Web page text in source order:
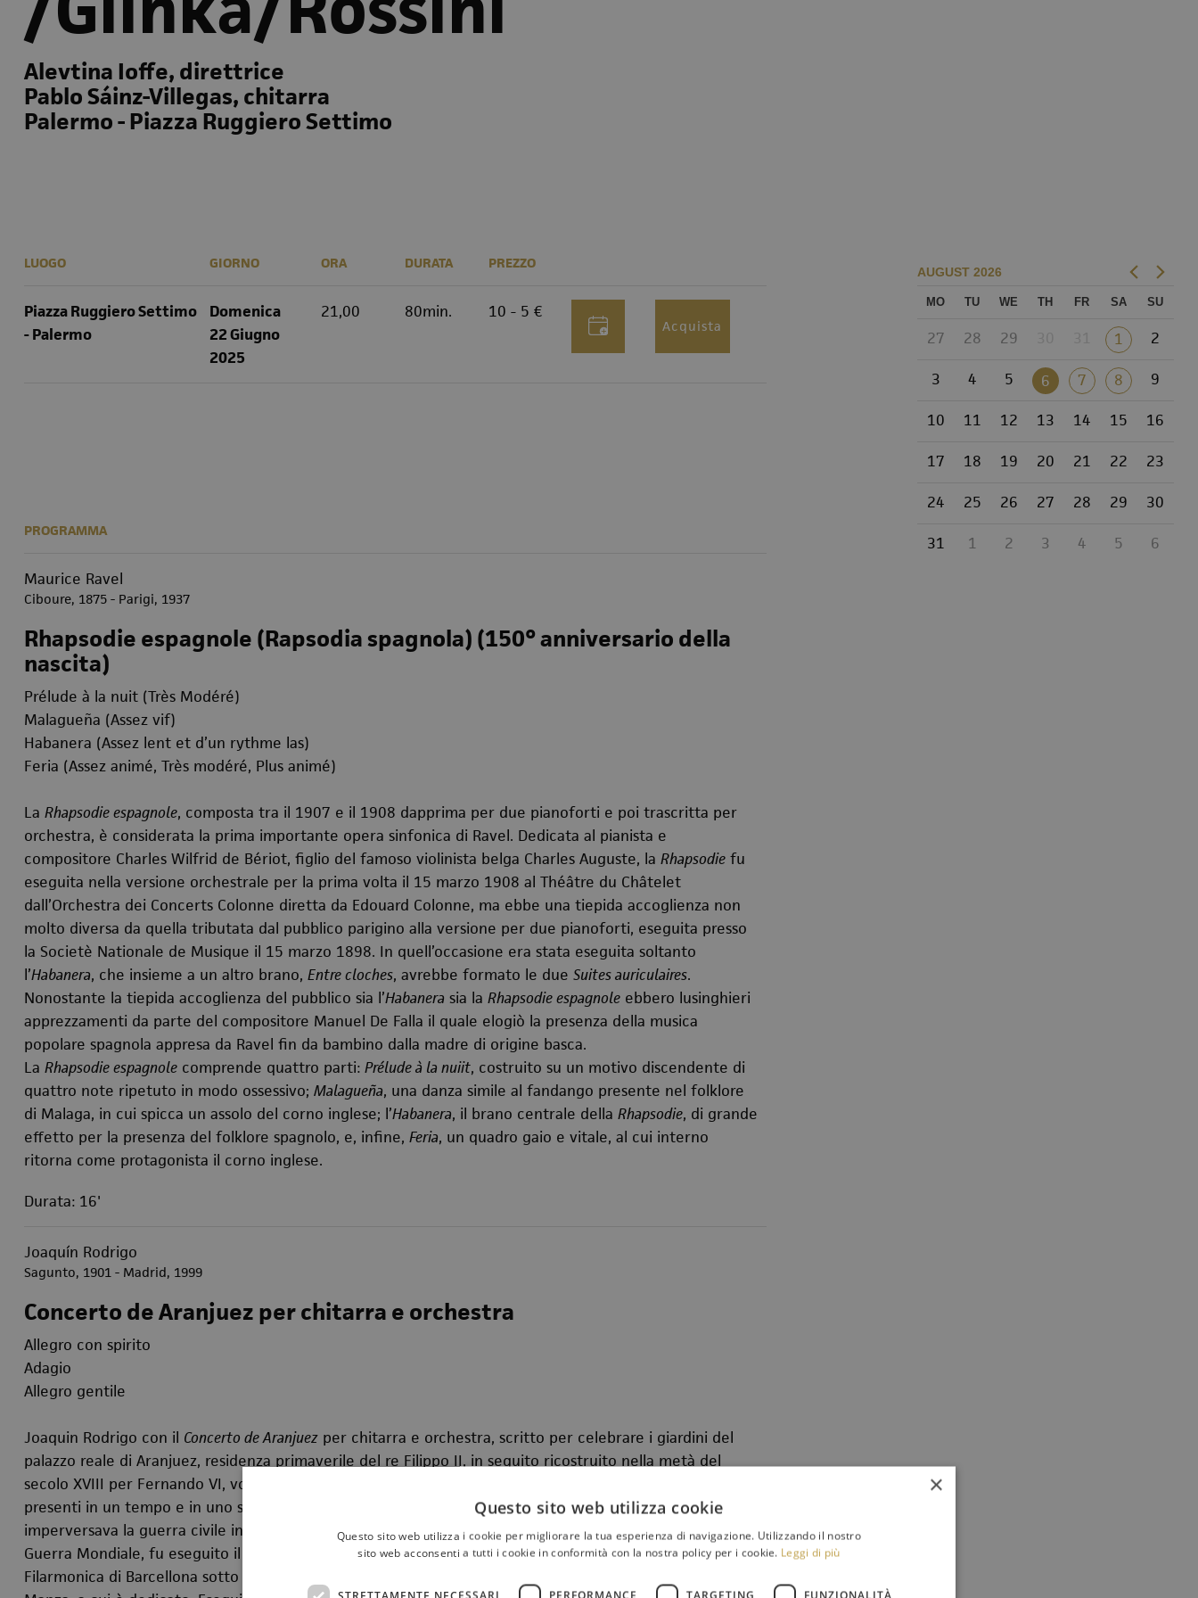
Alevtina Ioffe, direttrice
Pablo Sáinz-Villegas, chitarra
Palermo - Piazza Ruggiero Settimo
AUGUST 2026
MO TU WE TH FR SA SU
27 28 29 1 2
3 4 5 6 7 8 9
10 11 12 13 14 15 16
17 18 19 20 21 22 23
24 25 26 27 28 29 30
31 1 2 3 4 5 6
LUOGO
Piazza Ruggiero Settimo
- Palermo
GIORNO ORA DURATA PREZZO
Domenica
22 Giugno
2025
21,00 80min. 10 - 5 €
Acquista
PROGRAMMA
Maurice Ravel
Ciboure, 1875 - Parigi, 1937
Rhapsodie espagnole (Rapsodia spagnola) (150° anniversario della
nascita)
Prélude à la nuit (Très Modéré)
Malagueña (Assez vif)
Habanera (Assez lent et d’un rythme las)
Feria (Assez animé, Très modéré, Plus animé)
La Rhapsodie espagnole, composta tra il 1907 e il 1908 dapprima per due pianoforti e poi trascritta per
orchestra, è considerata la prima importante opera sinfonica di Ravel. Dedicata al pianista e
compositore Charles Wilfrid de Bériot, figlio del famoso violinista belga Charles Auguste, la Rhapsodiefu
eseguita nella versione orchestrale per la prima volta il 15 marzo 1908 al Théâtre du Châtelet
dall’Orchestra dei Concerts Colonne diretta da Edouard Colonne, ma ebbe una tiepida accoglienza non
molto diversa da quella tributata dal pubblico parigino alla versione per due pianoforti, eseguita presso
la Societè Nationale de Musique il 15 marzo 1898. In quell’occasione era stata eseguita soltanto
l’Habanera, che insieme a un altro brano, Entre cloches, avrebbe formato le due Suites auriculaires.
Nonostante la tiepida accoglienza del pubblico sia l’Habanera sia la Rhapsodie espagnoleebbero lusinghieri
apprezzamenti da parte del compositore Manuel De Falla il quale elogiò la presenza della musica
popolare spagnola appresa da Ravel fin da bambino dalla madre di origine basca.
La Rhapsodie espagnolecomprende quattro parti: Prélude à la nuiit, costruito su un motivo discendente di
quattro note ripetuto in modo ossessivo; Malagueña, una danza simile al fandango presente nel folklore
di Malaga, in cui spicca un assolo del corno inglese; l’Habanera, il brano centrale della Rhapsodie, di grande
effetto per la presenza del folklore spagnolo, e, infine, Feria, un quadro gaio e vitale, al cui interno
ritorna come protagonista il corno inglese.
Durata: 16'
Joaquín Rodrigo
Sagunto, 1901 - Madrid, 1999
Concerto de Aranjuez per chitarra e orchestra
Allegro con spirito
Adagio
Allegro gentile
Joaquin Rodrigo con il Concerto de Aranjuezper chitarra e orchestra, scritto per celebrare i giardini del
palazzo reale di Aranjuez, residenza primaverile del re Filippo II, in seguito ricostruito nella metà del
secolo XVIII per Fernando VI, volle quasi far rivivere nell’anima dell’ascoltatore i suoni della natura
presenti in un tempo e in uno spazio lontani. Il
, iniziato a Parigi nei primi mesi del 1939, mentre
imperversava la guerra civile in Spagna e vi erano già le tensioni che avrebbero portato alla Seconda
Guerra Mondiale, fu eseguito il 9 novembre 1940 al Palacio de Musica di Barcellona dall’Orchestra
Filarmonica di Barcellona sotto la direzione di César Mendoza Lasalle con il chitarrista Regino Sainz de la
×
Questo sito web utilizza cookie
Questo sito web utilizza i cookie per migliorare la tua esperienza di navigazione. Utilizzando il nostro
sito web acconsenti a tutti i cookie in conformità con la nostra policy per i cookie. Leggi di più
STRETTAMENTE NECESSARI PERFORMANCE TARGETING FUNZIONALITÀ